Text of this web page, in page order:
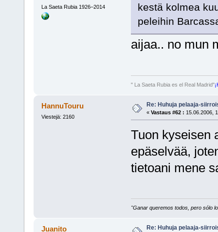
La Saeta Rubia 1926–2014
kestä kolmea
peleihin
aijaa.. no mun
" La Saeta Rubia es el Real Madrid"
HannuTouru
Viestejä: 2160
Re: Huhuja pelaaja-
« Vastaus #62 : 15.06.2006,
Tuon kyseisen
epäselvää,
tietoani mene
"Ganar queremos todos, pero sólo
Juanito Re: Huhuja pelaaja-